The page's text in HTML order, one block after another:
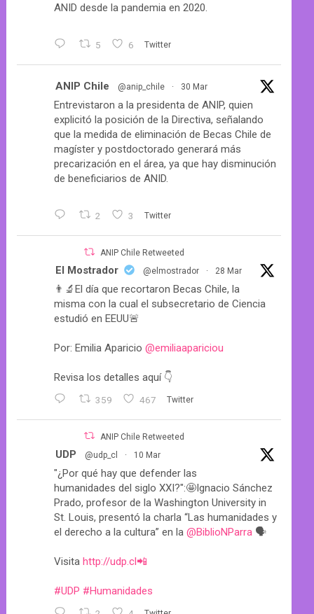
ANID desde la pandemia en 2020.
5 6 Twitter
ANIP Chile @anip_chile · 30 Mar
Entrevistaron a la presidenta de ANIP, quien
explicitó la posición de la Directiva, señalando
que la medida de eliminación de Becas Chile de
magíster y postdoctorado generará más
precarización en el área, ya que hay disminución
de beneficiarios de ANID.
2 3 Twitter
ANIP Chile Retweeted
El Mostrador @elmostrador · 28 Mar
👨‍🔬El día que recortaron Becas Chile, la
misma con la cual el subsecretario de Ciencia
estudió en EEUU🚨
Por: Emilia Aparicio@emiliaapariciou
Revisa los detalles aquí 👇
359 467 Twitter
ANIP Chile Retweeted
UDP @udp_cl · 10 Mar
"¿Por qué hay que defender las
humanidades del siglo XXI?":🤩Ignacio Sánchez
Prado, profesor de la Washington University in
St. Louis, presentó la charla “Las humanidades y
el derecho a la cultura” en la@BiblioNParra 🗣️
Visitahttp://udp.cl📲
#UDP #Humanidades